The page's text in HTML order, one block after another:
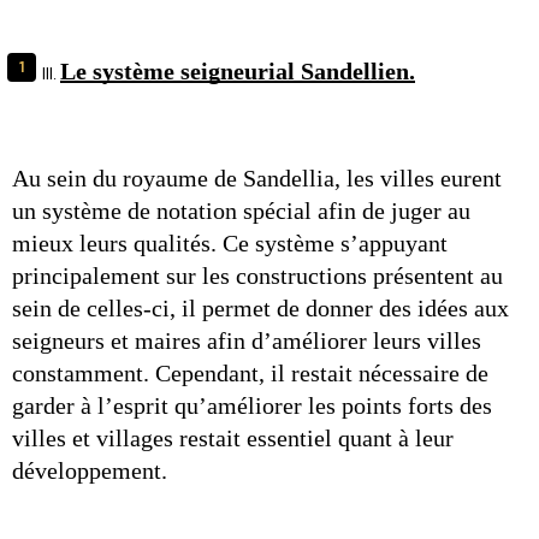
Le système seigneurial Sandellien.
Au sein du royaume de Sandellia, les villes eurent
un système de notation spécial afin de juger au
mieux leurs qualités. Ce système s’appuyant
principalement sur les constructions présentent au
sein de celles-ci, il permet de donner des idées aux
seigneurs et maires afin d’améliorer leurs villes
constamment. Cependant, il restait nécessaire de
garder à l’esprit qu’améliorer les points forts des
villes et villages restait essentiel quant à leur
développement.